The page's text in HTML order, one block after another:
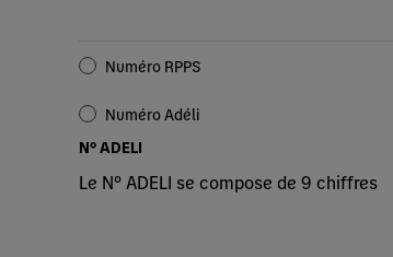
Numéro RPPS
Numéro Adéli
N° ADELI
Le N° ADELI se compose de 9 chiffres